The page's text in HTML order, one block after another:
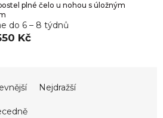
plné čelo u nohou s úložným
do 6 – 8 týdnů
Kč
Nejdražší